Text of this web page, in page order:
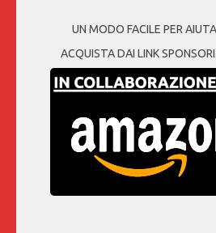
UN MODO FACILE PER
ACQUISTA DAI LINK